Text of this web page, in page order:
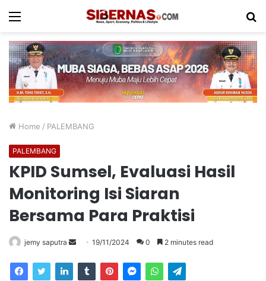
Menu
Home / PALEMBANG
PALEMBANG
KPID Sumsel, Evaluasi Hasil
Monitoring Isi Siaran
Bersama Para Praktisi
jemy saputra
Send
email
19/11/2024 0 2 minutes read